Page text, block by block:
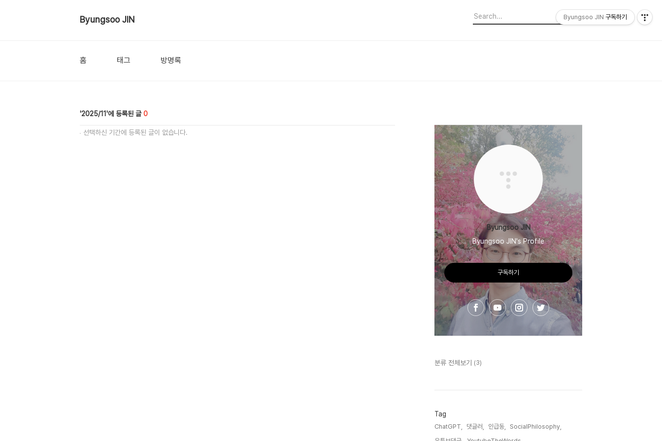
Byungsoo JIN
홈 태그 방명록
2025/11 0
선택하신 기간에 등록된 글이 없습니다.
Byungsoo JIN
Byungsoo JIN's Profile
구독하기
분류 전체보기 (3)
Tag
ChatGPT, 댓글러, 인급동,
SocialPhilosophy,
Byungsoo JIN 구독하기